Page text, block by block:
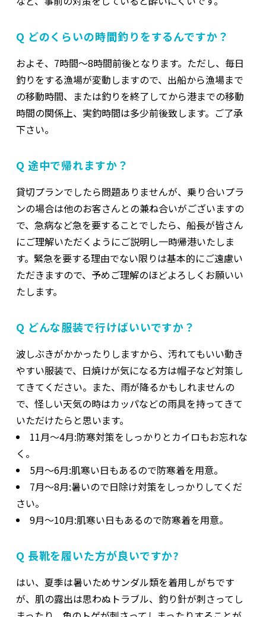
Q どのくらいの時間釣りをするんですか？
およそ、7時間～8時間前後となります。ただし、毎日
釣りをする漁場が変動しますので、出船から漁場まで
の移動時間、または釣りを終了してから港までの移動
時間の関係上、実釣時間は多少前後致します。ご了承
下さい。
Q 途中で帰れますか？
貸切プランでしたら問題ありませんが、乗り合いプラ
ンの場合は他のお客さんとの兼ね合いがございますの
で、急病など急を要することでしたら、船長が皆さん
にご理解いただくようにご説明し一時帰港いたしま
す。緊急を要する理由でない限りは基本的にご遠慮い
ただきますので、予めご理解のほどよろしくお願いい
たします。
Q どんな服装で行けばいいですか？
波しぶきがかかったりしますから、汚れてもいい動き
やすい服装で、日焼けが気になる方は帽子など対策し
てきてください。また、雨が降るかもしれませんの
で、怪しい天気の時はカッパなどの雨具を持ってきて
いただけたらと思います。
11月〜4月:防寒対策をしっかりとカイロもお忘れな
く。
5月〜6月:肌寒い日もあるので防寒着を用意。
7月〜8月:暑いので日除け対策をしっかりしてくだ
さい。
9月〜10月:肌寒い日もあるので防寒着を用意。
Q 長靴を履いた方が良いですか?
はい、夏季は暑いためサンダル類を着用しがちです
が、肌の露出は思わぬトラブル、釣り針が刺さってし